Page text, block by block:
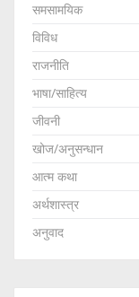
समसामयिक
विविध
राजनीति
भाषा/साहित्य
जीवनी
खोज/अनुसन्धान
आत्म कथा
अर्थशास्त्र
अनुवाद